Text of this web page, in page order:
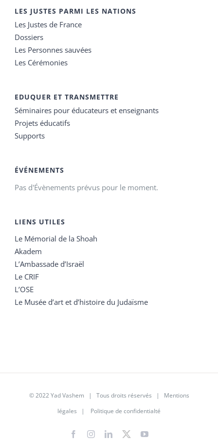
LES JUSTES PARMI LES NATIONS
Les Justes de France
Dossiers
Les Personnes sauvées
Les Cérémonies
EDUQUER ET TRANSMETTRE
Séminaires pour éducateurs et enseignants
Projets éducatifs
Supports
ÉVÉNEMENTS
Pas d'Évènements prévus pour le moment.
LIENS UTILES
Le Mémorial de la Shoah
Akadem
L’Ambassade d’Israël
Le CRIF
L’OSE
Le Musée d’art et d’histoire du Judaïsme
© 2022 Yad Vashem | Tous droits réservés | Mentions
légales | Politique de confidentialté